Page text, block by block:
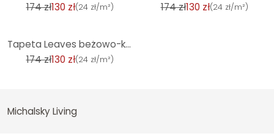
174 zł130 zł(24 zł/m²)
174 zł130 zł(24 zł/m²)
Tapeta Leaves beżowo-kremowa - tapeta z włókniny z wzorem liści w naturalnych odcieniach
174 zł130 zł(24 zł/m²)
Michalsky Living